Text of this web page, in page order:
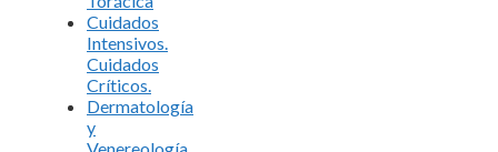
Cuidados
Intensivos.
Cuidados
Críticos.
Dermatología
y